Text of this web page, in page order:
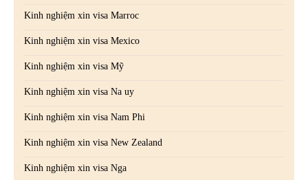
Kinh nghiệm xin visa Marroc
Kinh nghiệm xin visa Mexico
Kinh nghiệm xin visa Mỹ
Kinh nghiệm xin visa Na uy
Kinh nghiệm xin visa Nam Phi
Kinh nghiệm xin visa New Zealand
Kinh nghiệm xin visa Nga